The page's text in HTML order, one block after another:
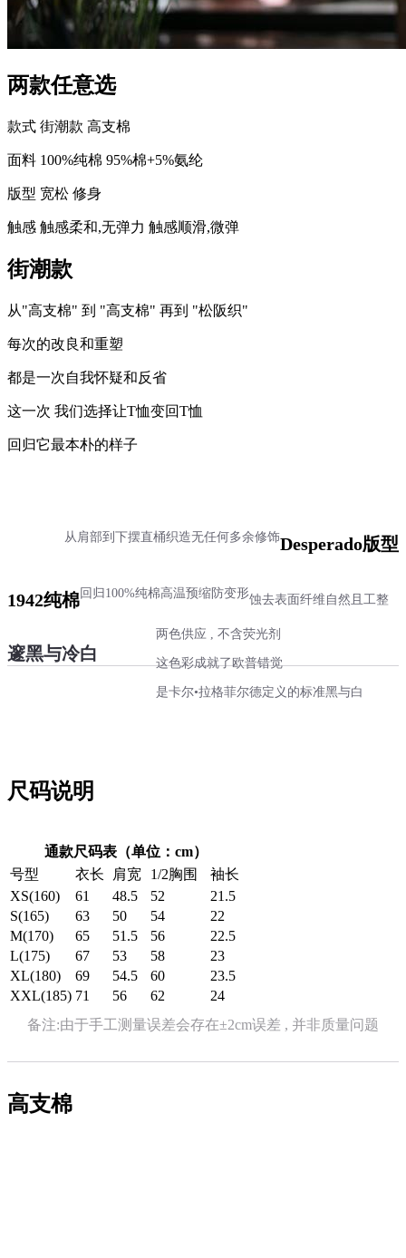
两款任意选
款式 街潮款 高支棉
面料 100%纯棉 95%棉+5%氨纶
版型 宽松 修身
触感 触感柔和,无弹力 触感顺滑,微弹
街潮款
从"高支棉" 到 "高支棉" 再到 "松阪织"
每次的改良和重塑
都是一次自我怀疑和反省
这一次 我们选择让T恤变回T恤
回归它最本朴的样子
Desperado版型
无任何多余修饰
从肩部到下摆直桶织造
1942纯棉回归100%纯棉高温预缩防变形蚀去表面纤维 自然且工整
邃黑与冷白
两色供应 , 不含荧光剂
这色彩成就了欧普错觉
是卡尔•拉格菲尔德定义的标准黑与白
尺码说明
通款尺码表（单位：cm）
号型
衣长 肩宽 1/2胸围
袖长
XS(160)
61 48.5 52
21.5
S(165)
63 50 54
22
M(170)
65 51.5 56
22.5
L(175)
67 53 58
23
XL(180)
69 54.5 60
23.5
XXL(185) 71 56 62
24
备注:由于手工测量误差会存在±2cm误差 , 并非质量问题
高支棉